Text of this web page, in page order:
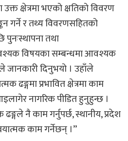
क्षेत्रमा भएको क्षतिको विवरण
गर्ने र तथ्य विवरणसहितको
पुनःस्थापना तथा
विषयका सम्बन्धमा आवश्यक
जानकारी दिनुभयो । उहाँले
ढङ्गमा प्रभावित क्षेत्रमा काम
नागरिक पीडित हुनुहुन्छ ।
नै काम गर्नुपर्छ, स्थानीय, प्रदेश
काम गर्नेछन् ।”